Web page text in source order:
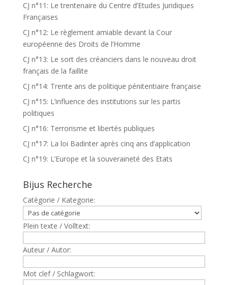
CJ n°11: Le trentenaire du Centre d’Etudes Juridiques
Françaises
CJ n°12: Le règlement amiable devant la Cour
européenne des Droits de l’Homme
CJ n°13: Le sort des créanciers dans le nouveau droit
français de la faillite
CJ n°14: Trente ans de politique pénitentiaire française
CJ n°15: L’influence des institutions sur les partis
politiques
CJ n°16: Terrorisme et libertés publiques
CJ n°17: La loi Badinter après cinq ans d’application
CJ n°19: L’Europe et la souveraineté des Etats
Bijus Recherche
Catègorie / Kategorie:
Plein texte / Volltext:
Auteur / Autor:
Mot clef / Schlagwort: